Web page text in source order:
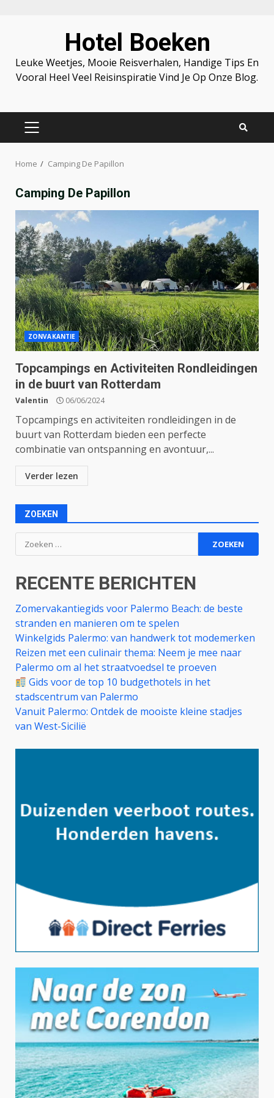
Hotel Boeken
Leuke Weetjes, Mooie Reisverhalen, Handige Tips En
Vooral Heel Veel Reisinspiratie Vind Je Op Onze Blog.
PRIMARY
Home Camping De Papillon
Camping De Papillon
ZONVAKANTIE
Topcampings en Activiteiten Rondleidingen
in de buurt van Rotterdam
Valentin 06/06/2024
Topcampings en activiteiten rondleidingen in de
buurt van Rotterdam bieden een perfecte
combinatie van ontspanning en avontuur,...
Verder lezen
ZOEKEN
Zoeken
naar:
RECENTE BERICHTEN
Zomervakantiegids voor Palermo Beach: de beste
stranden en manieren om te spelen
Winkelgids Palermo: van handwerk tot modemerken
Reizen met een culinair thema: Neem je mee naar
Palermo om al het straatvoedsel te proeven
Gids voor de top 10 budgethotels in het
stadscentrum van Palermo
Vanuit Palermo: Ontdek de mooiste kleine stadjes
van West-Sicilië